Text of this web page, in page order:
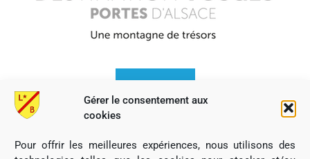
Gérer le consentement aux
cookies
Pour offrir les meilleures expériences, nous utilisons des